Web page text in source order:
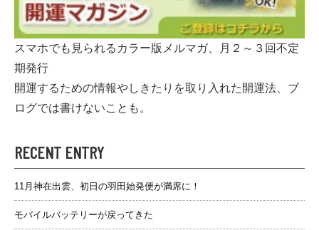
スマホでも見られるカラー版メルマガ、月２～３回不定
期発行
開運するための情報やしきたりを取り入れた開運法、ブ
ログでは書けないことも。
RECENT ENTRY
11月神在出雲、初日の羽田始発便が満席に！
モバイルバッテリーが戻ってきた